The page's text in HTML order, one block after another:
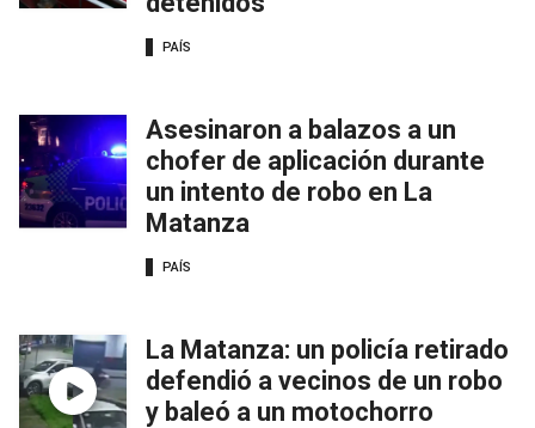
PAÍS
Asesinaron a balazos a un
chofer de aplicación durante
un intento de robo en La
Matanza
PAÍS
La Matanza: un policía retirado
defendió a vecinos de un robo
y baleó a un motochorro